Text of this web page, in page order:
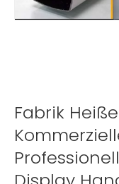
Fabrik